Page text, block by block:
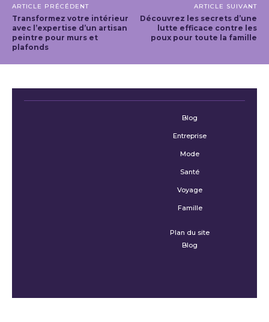
ARTICLE PRÉCÉDENT
Transformez votre intérieur
avec l’expertise d’un artisan
peintre pour murs et
plafonds
ARTICLE SUIVANT
Découvrez les secrets d’une
lutte efficace contre les
poux pour toute la famille
Blog
Entreprise
Mode
Santé
Voyage
Famille
Plan du site
Blog